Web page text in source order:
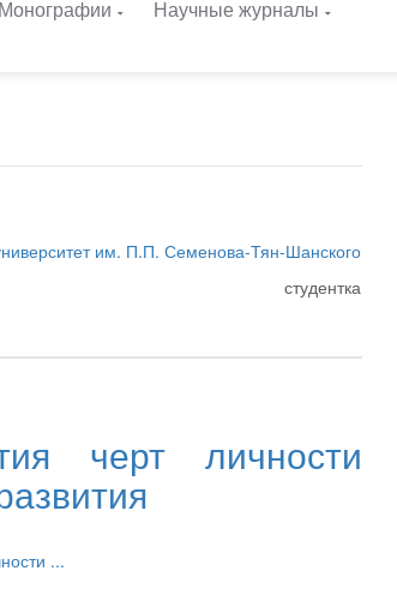
Монографии
Научные журналы
им. П.П. Семенова-Тян-Шанского
студентка
черт личности
...